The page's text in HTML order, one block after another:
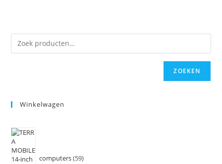
ZOEKEN
Winkelwagen
computers 59